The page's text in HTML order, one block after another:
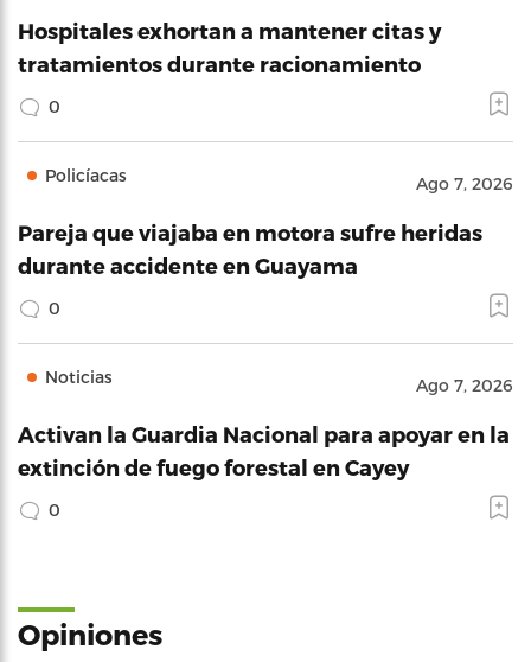
Hospitales exhortan a mantener citas y
tratamientos durante racionamiento
0
Policíacas Ago 7, 2026
Pareja que viajaba en motora sufre heridas
durante accidente en Guayama
0
Noticias Ago 7, 2026
Activan la Guardia Nacional para apoyar en la
extinción de fuego forestal en Cayey
0
Opiniones